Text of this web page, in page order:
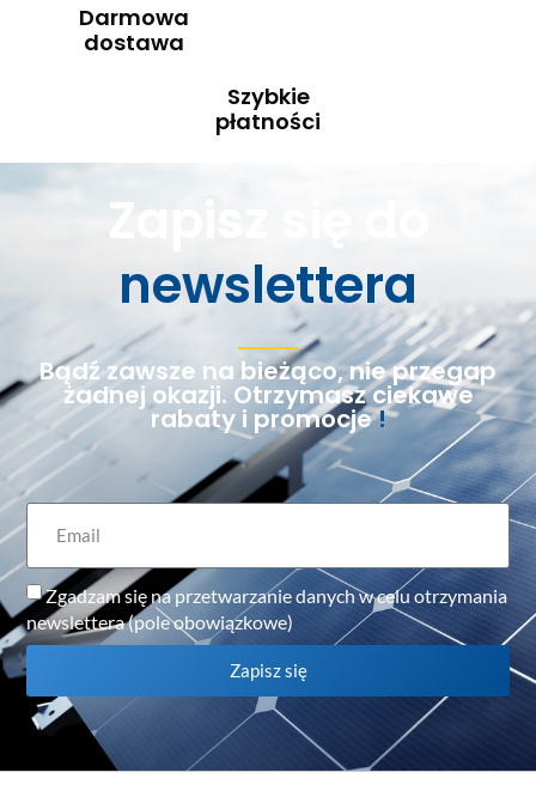
Darmowa
dostawa
Szybkie
płatności
Zapisz się do
newslettera
Bądź zawsze na bieżąco, nie przegap
żadnej okazji. Otrzymasz ciekawe
rabaty i promocje!
Zgadzam się na przetwarzanie danych w celu otrzymania
newslettera (pole obowiązkowe)
Zapisz się